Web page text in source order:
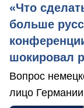
«Что
больше
шокировал
Вопрос
лицо